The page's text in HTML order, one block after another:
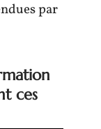
par
ces